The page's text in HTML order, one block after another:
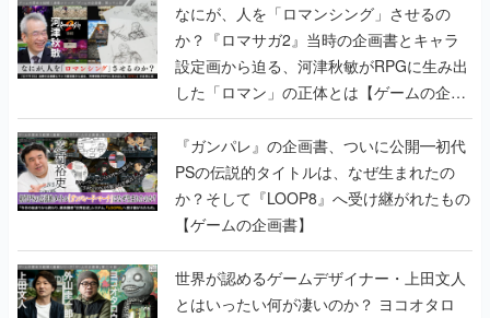
なにが、人を「ロマンシング」させるの
か？『ロマサガ2』当時の企画書とキャラ
設定画から迫る、河津秋敏がRPGに生み出
した「ロマン」の正体とは【ゲームの企画
書】
『ガンパレ』の企画書、ついに公開━初代
PSの伝説的タイトルは、なぜ生まれたの
か？そして『LOOP8』へ受け継がれたもの
【ゲームの企画書】
世界が認めるゲームデザイナー・上田文人
とはいったい何が凄いのか？ ヨコオタロ